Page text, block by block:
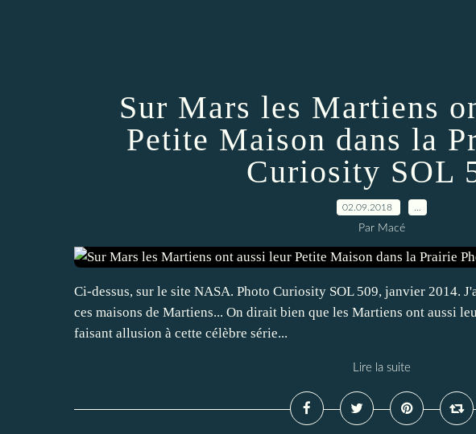
Sur Mars les Martiens
Petite Maison dans la
Curiosity SOL
02.09.2018
Par Macé
Ci-dessus, sur le site NASA. Photo Curiosity SOL 509, janvier 2014.
ces maisons de Martiens... On dirait bien que les Martiens ont aussi
faisant allusion à cette célèbre série...
Lire la suite